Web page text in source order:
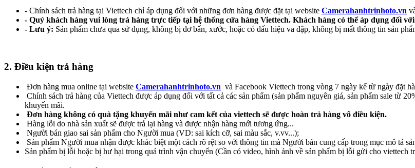
- Chính sách trả hàng tại Viettech chỉ áp dụng đối với những đơn hàng được đặt tại website Camerahanhtrinhoto.vn
- Quý khách hàng vui lòng trả hàng trực tiếp tại hệ thống cửa hàng Viettech. Khách hàng có thể áp dụng đối
- Lưu ý: Sản phẩm chưa qua sử dụng, không bị dơ bẩn, xước, hoặc có dấu hiệu va đập, không bị mất thông tin sản
2. Điều kiện trả hàng
Đơn hàng mua online tại website Camerahanhtrinhoto.vn và Facebook Viettech trong vòng 7 ngày kể từ ngày đặt
Chính sách trả hàng của Viettech được áp dụng đối với tất cả các sản phẩm (sản phẩm nguyên giá, sản phẩm sale từ
khuyến mãi.
Đơn hàng không có quà tặng khuyến mãi như cam kết của viettech sẽ được hoàn trả hàng vô điều kiện.
Hàng lỗi do nhà sản xuất sẽ được trả lại hàng và được nhận hàng mới tương ứng...
Người bán giao sai sản phẩm cho Người mua (VD: sai kích cỡ, sai màu sắc, v.vv...);
Sản phẩm Người mua nhận được khác biệt một cách rõ rệt so với thông tin mà Người bán cung cấp trong mục mô tả
Sản phẩm bị lỗi hoặc bị hư hại trong quá trình vận chuyển (Cần có video, hình ảnh về sản phẩm bị lỗi gửi cho viettech